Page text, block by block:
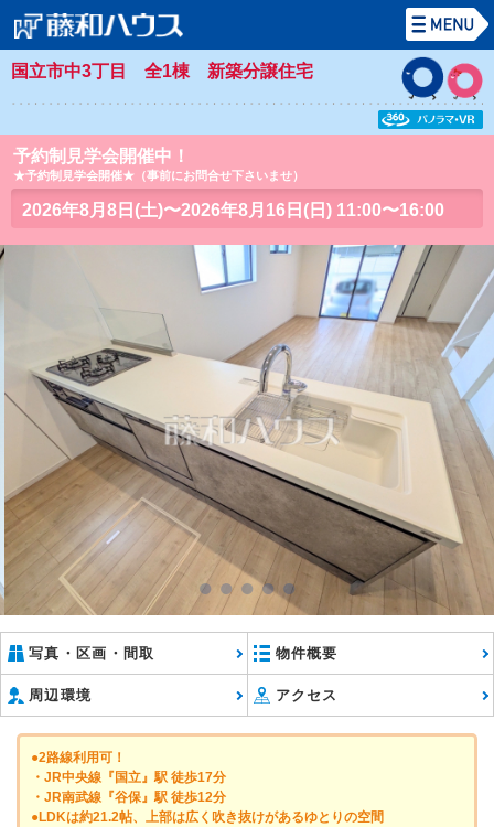
国立市中3丁目 全1棟 新築分譲住宅
予約制見学会開催中！
★予約制見学会開催★（事前にお問合せ下さいませ）
2026年8月8日(土)〜2026年8月16日(日) 11:00〜16:00
● ●●● ●
写真・区画・間取 物件概要
周辺環境 アクセス
●2路線利用可！
・JR中央線『国立』駅 徒歩17分
・JR南武線『谷保』駅 徒歩12分
●LDKは約21.2帖、上部は広く吹き抜けがあるゆとりの空間